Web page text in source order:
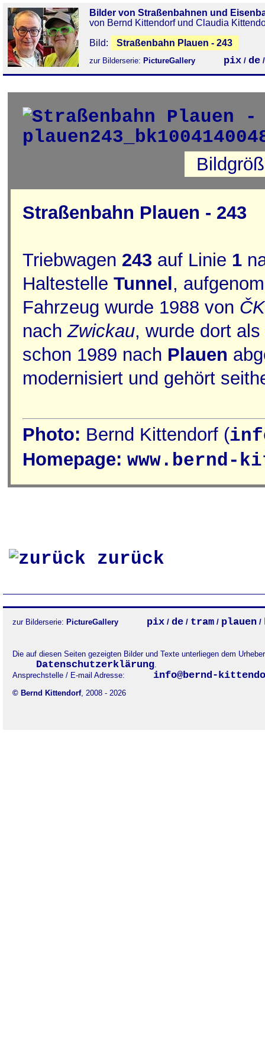
Bilder von Straßenbahnen und
von Bernd Kittendorf und Claudia
Bild:
Straßenbahn Plauen - 243
zur Bilderserie: PictureGallery pix / de
Straßenbahn Plauen - 243
Triebwagen 243 auf Linie 1
Haltestelle Tunnel ,
Fahrzeug wurde 1988 von
nachZwickau, wurde dort
schon 1989 nach Plauen
modernisiert und gehört
Photo: Bernd Kittendorf (
Homepage: www.bernd-
zurück
zur Bilderserie: PictureGallery pix / de / tram / plauen /
Die auf diesen Seiten gezeigten Bilder und Texte unterliegen dem
Datenschutzerklärung.
Ansprechstelle / E-mail Adresse:
info@bernd-
© Bernd Kittendorf, 2008 - 2026